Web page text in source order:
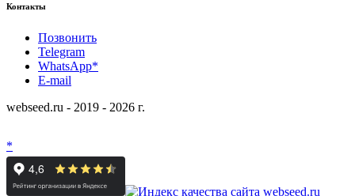
Контакты
Позвонить
Telegram
WhatsApp*
E-mail
webseed.ru - 2019 - 2026 г.
*